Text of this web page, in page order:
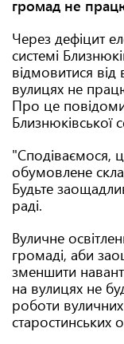
громад не
Через дефіцит
системі
відмовитися від
вулицях не
Про це
Близнюківської
"Сподіваємося,
обумовлене
Будьте
раді.
Вуличне
громаді, аби
зменшити
на вулицях не
роботи вуличних
старостинських